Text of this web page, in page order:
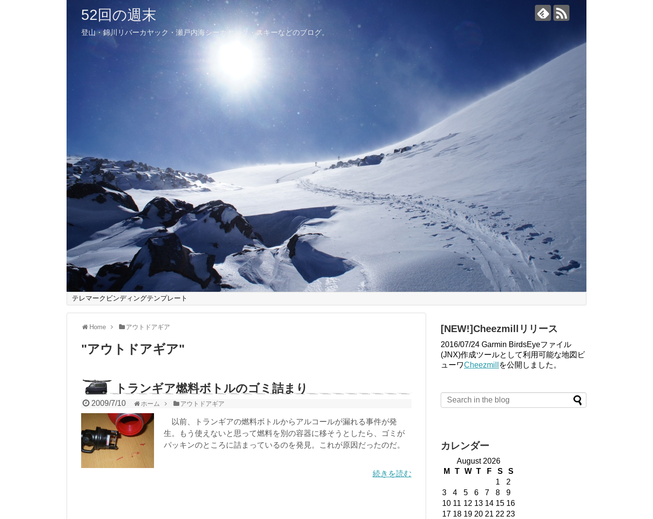
52回の週末
登山・錦川リバーカヤック・瀬戸内海シーカヤック・スキーなどのブログ。
テレマークビンディングテンプレート
Home アウトドアギア
"アウトドアギア"
トランギア燃料ボトルのゴミ詰まり
2009/7/10 ホーム アウトドアギア
以前、トランギアの燃料ボトルからアルコールが漏れる事件が発
生。もう使えないと思って燃料を別の容器に移そうとしたら、ゴミが
パッキンのところに詰まっているのを発見。これが原因だったのだ。
続きを読む
[NEW!]Cheezmillリリース
2016/07/24 Garmin BirdsEyeファイル
(JNX)作成ツールとして利用可能な地図ビ
ューワCheezmill を公開しました。
カレンダー
August 2026
M
T W T F S
S
1
2
3
4 5 6 7 8
9
10 11 12 13 14 15 16
17 18 19 20 21 22 23